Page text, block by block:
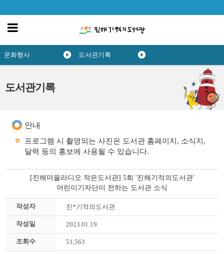
도서관기록
문화행사 도서관기록
안내
프로그램 시 촬영되는 사진은 도서관 홈페이지, 소식지,
달력 등의 홍보에 사용될 수 있습니다.
[진해마을라디오 작은도서관] 5회 '진해기적의도서관'
어린이기자단이 전하는 도서관 소식
작성자 진*기적의도서관
작성일 2023.01.19.
조회수 51,563